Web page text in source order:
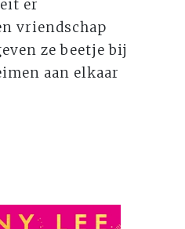
er
vriendschap
ze beetje bij
aan elkaar